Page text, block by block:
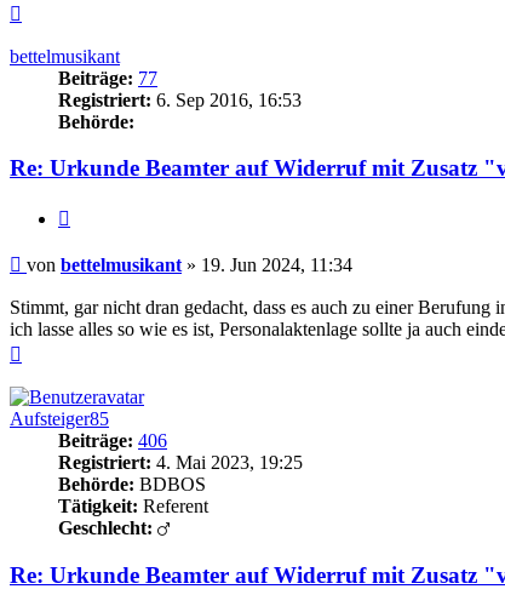
bettelmusikant
Beiträge: 77
Registriert: 6. Sep 2016, 16:53
Behörde:
Re: Urkunde Beamter auf Widerruf mit Zusatz
Beitrag
von bettelmusikant » 19. Jun 2024, 11:34
Stimmt, gar nicht dran gedacht, dass es auch zu einer
ich lasse alles so wie es ist, Personalaktenlage sollte ja auch
Aufsteiger85
Beiträge: 406
Registriert: 4. Mai 2023, 19:25
Behörde: BDBOS
Tätigkeit: Referent
Geschlecht:
Re: Urkunde Beamter auf Widerruf mit Zusatz